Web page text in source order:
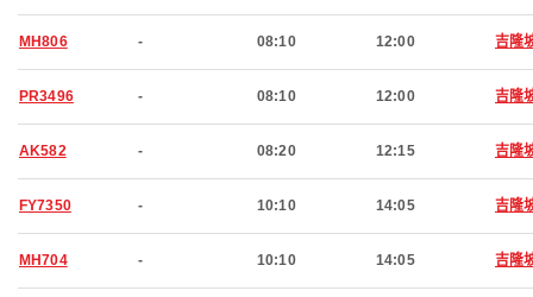
MH806 - 08:10 12:00 吉隆
PR3496 - 08:10 12:00 吉隆
AK582 - 08:20 12:15 吉隆
FY7350 - 10:10 14:05 吉隆
MH704 - 10:10 14:05 吉隆